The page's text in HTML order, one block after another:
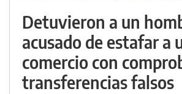
Detuvieron a un
acusado de estafar a
comercio con
transferencias falsos